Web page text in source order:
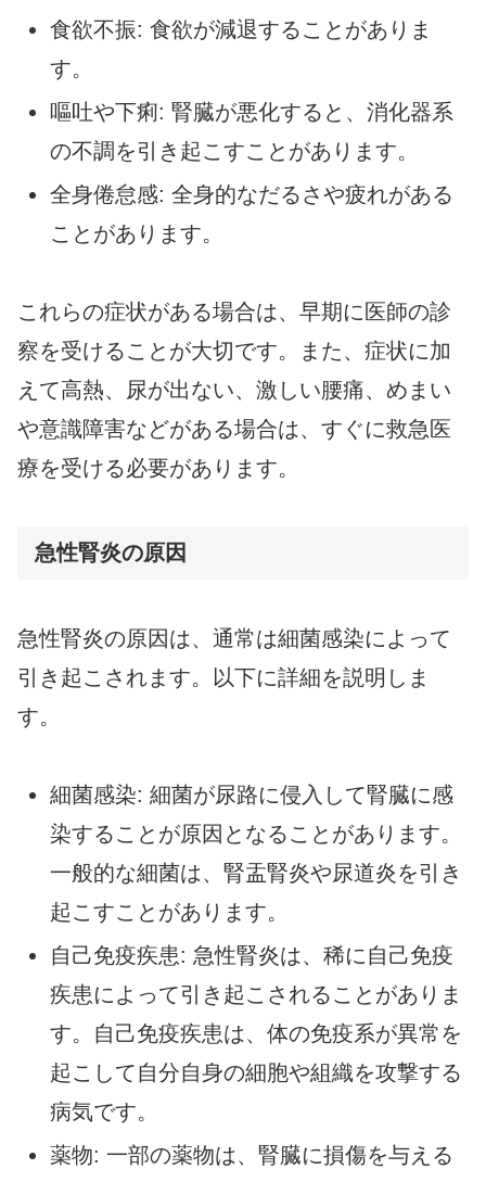
食欲不振: 食欲が減退することがありま
す。
嘔吐や下痢: 腎臓が悪化すると、消化器系
の不調を引き起こすことがあります。
全身倦怠感: 全身的なだるさや疲れがある
ことがあります。
これらの症状がある場合は、早期に医師の診
察を受けることが大切です。また、症状に加
えて高熱、尿が出ない、激しい腰痛、めまい
や意識障害などがある場合は、すぐに救急医
療を受ける必要があります。
急性腎炎の原因
急性腎炎の原因は、通常は細菌感染によって
引き起こされます。以下に詳細を説明しま
す。
細菌感染: 細菌が尿路に侵入して腎臓に感
染することが原因となることがあります。
一般的な細菌は、腎盂腎炎や尿道炎を引き
起こすことがあります。
自己免疫疾患: 急性腎炎は、稀に自己免疫
疾患によって引き起こされることがありま
す。自己免疫疾患は、体の免疫系が異常を
起こして自分自身の細胞や組織を攻撃する
病気です。
薬物: 一部の薬物は、腎臓に損傷を与える